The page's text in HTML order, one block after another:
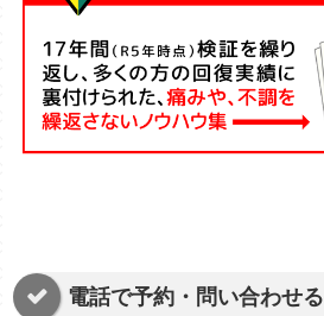
電話で予約・問い合わせる